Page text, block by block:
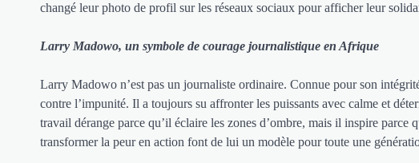
changé leur photo de profil sur les réseaux sociaux pour afficher leur
Larry Madowo, un symbole de courage journalistique en Afrique
Larry Madowo n’est pas un journaliste ordinaire. Connue pour son
contre l’impunité. Il a toujours su affronter les puissants avec calme et
travail dérange parce qu’il éclaire les zones d’ombre, mais il inspire parce
transformer la peur en action font de lui un modèle pour toute une